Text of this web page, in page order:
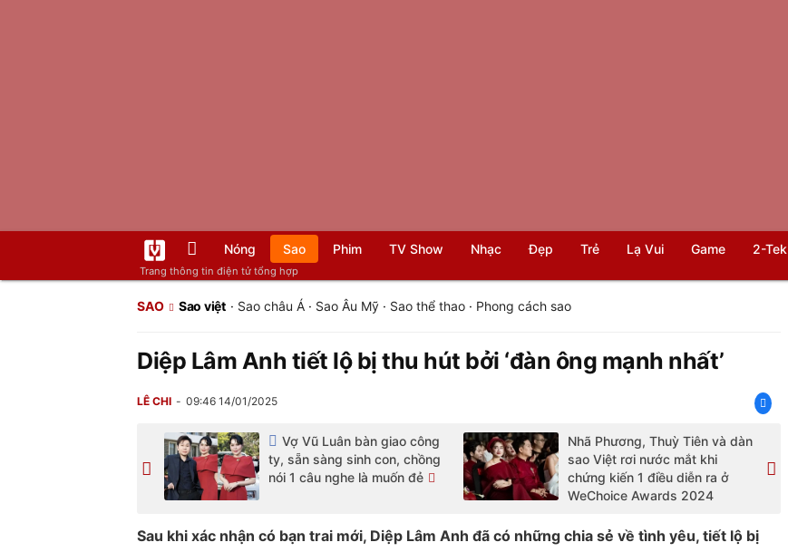
Trang thông tin điện tử tổng hợp
Nóng Sao Phim TV Show Nhạc Đẹp Trẻ Lạ Vui Game 2-Tek
SAO Sao việt · Sao châu Á· Sao Âu Mỹ· Sao thể thao· Phong cách sao
Diệp Lâm Anh tiết lộ bị thu hút bởi ‘đàn ông mạnh nhất’
LÊ CHI 09:46 14/01/2025
Vợ Vũ Luân bàn giao công
ty, sẵn sàng sinh con, chồng
nói 1 câu nghe là muốn đẻ
Nhã Phương, Thuỳ Tiên và dàn
sao Việt rơi nước mắt khi
chứng kiến 1 điều diễn ra ở
WeChoice Awards 2024
Sau khi xác nhận có bạn trai mới, Diệp Lâm Anh đã có những chia sẻ về tình yêu, tiết lộ bị